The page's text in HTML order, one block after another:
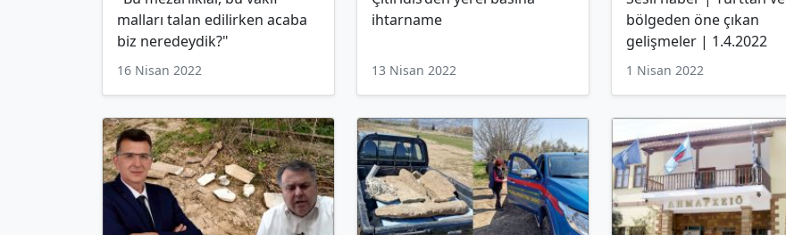
malları talan edilirken acaba
biz neredeydik?"
16 Nisan 2022
ihtarname
13 Nisan 2022
bölgeden öne çıkan
gelişmeler | 1.4.2022
1 Nisan 2022